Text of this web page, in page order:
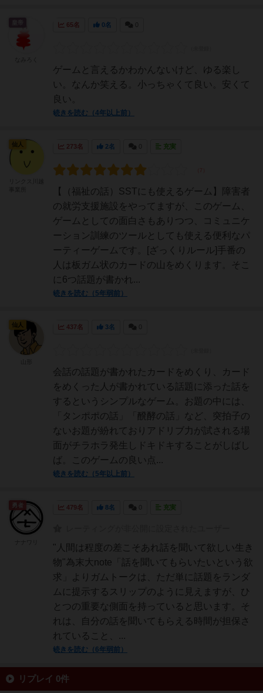
65名 0名
ゲームと言えるかわかんないけど、ゆる楽し
い。なんか笑える。小っちゃくて良い。安くて
良い。
続きを読む（4年以上前）
273名 2名 充実
【（福祉の話）SSTにも使えるゲーム】障害者
の就労支援施設をやってますが、このゲーム、
ゲームとしての面白さもありつつ、コミュニケ
ーション訓練のツールとしても使える便利なパ
ーティーゲームです。[ざっくりルール]手番の
人は板ガム状のカードの山をめくります。そこ
に6つ話題が書かれ...
続きを読む（5年弱前）
仙人
437名 3名
会話の話題が書かれたカードをめくり、カード
をめくった人が書かれている話題に添った話を
するというシンプルなゲーム。お題の中には、
「タンポポの話」「醗酵の話」など、突拍子の
ないお題が紛れておりアドリブ力が試される場
面がチラホラ発生しドキドキすることがしばし
ば。このゲームの良い点...
続きを読む（5年以上前）
仙人
479名 8名 充実
"人間は程度の差こそあれ話を聞いて欲しい生き
物"為末大note「話を聞いてもらいたいという欲
求」よりガムトークは、ただ単に話題をランダ
ムに提示するスリップのように見えますが、ひ
とつの重要な側面を持っていると思います。そ
れは、自分の話を聞いてもらえる時間が担保さ
れていること、...
続きを読む（6年弱前）
勇者
リプレイ 0件